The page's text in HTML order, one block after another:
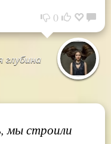
0
глубина
мы строили